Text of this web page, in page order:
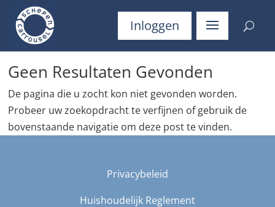
Inloggen
Geen Resultaten Gevonden
De pagina die u zocht kon niet gevonden worden.
Probeer uw zoekopdracht te verfijnen of gebruik de
bovenstaande navigatie om deze post te vinden.
Privacybeleid
Huishoudelijk Reglement